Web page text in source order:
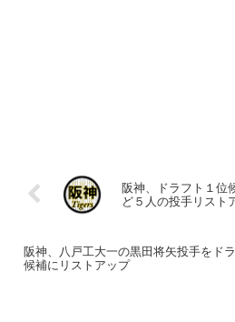
阪神、ドラフト１位
ど５人の投手リスト
阪神、八戸工大一の黒田将矢投手をド
候補にリストアップ